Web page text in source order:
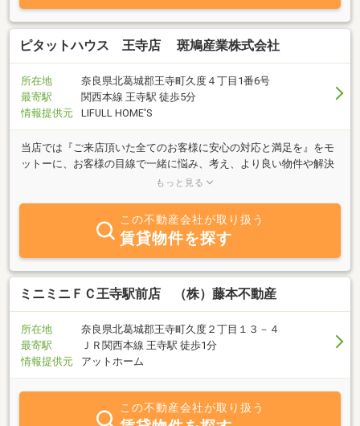
ピタットハウス 王寺店 斑鳩産業株式会社
所在地
奈良県北葛城郡王寺町久度４丁目1番6号
最寄駅
関西本線 王寺駅 徒歩5分
情報提供元
LIFULL HOME'S
当店では『ご来店頂いた全てのお客様に安心の対応と満足を』をモ
ットーに、お客様の目線で一緒に悩み、考え、より良い物件や解決
策をご提案できるよう取り組んでいます。お気軽にご来店ください
もっと見る
この不動産会社が取り扱う
賃貸物件を探す
ミニミニＦＣ王寺駅前店 （株）藤本不動産
所在地
奈良県北葛城郡王寺町久度２丁目１３－４
最寄駅
ＪＲ関西本線 王寺駅 徒歩1分
情報提供元
アットホーム
この不動産会社が取り扱う